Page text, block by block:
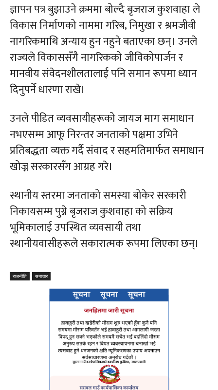
ज्ञापन पत्र बुझाउने क्रममा बोल्दै बृजराज कुशवाहा ले
विकास निर्माणको नाममा गरिब, निमुखा र श्रमजीवी
नागरिकमाथि अन्याय हुन नहुने बताएका छन्। उनले
राज्यले विकाससँगै नागरिकको जीविकोपार्जन र
मानवीय संवेदनशीलतालाई पनि समान रूपमा ध्यान
दिनुपर्ने धारणा राखे।
उनले पीडित व्यवसायीहरूको जायज माग समाधान
नभएसम्म आफू निरन्तर जनताको पक्षमा उभिने
प्रतिबद्धता व्यक्त गर्दै संवाद र सहमतिमार्फत समाधान
खोज्न सरकारसँग आग्रह गरे।
स्थानीय स्तरमा जनताको समस्या बोकेर सरकारी
निकायसम्म पुग्ने बृजराज कुशवाहा को सक्रिय
भूमिकालाई उपस्थित व्यवसायी तथा
स्थानीयवासीहरूले सकारात्मक रूपमा लिएका छन्।
राजनीति समाचार